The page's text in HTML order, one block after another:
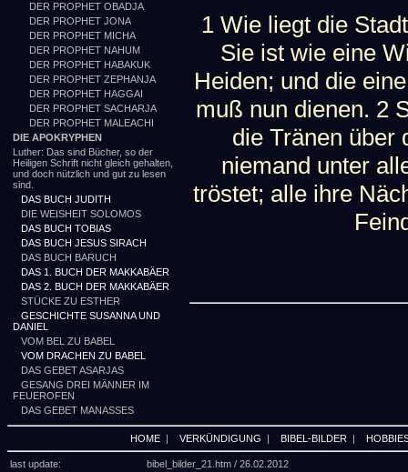
DER PROPHET OBADJA
DER PROPHET JONA
DER PROPHET MICHA
DER PROPHET NAHUM
DER PROPHET HABAKUK
DER PROPHET ZEPHANJA
DER PROPHET HAGGAI
DER PROPHET SACHARJA
DER PROPHET MALEACHI
DIE APOKRYPHEN
Luther: Das sind Bücher, so der
Heiligen Schrift nicht gleich gehalten,
und doch nützlich und gut zu lesen
sind.
DAS BUCH JUDITH
DIE WEISHEIT SOLOMOS
DAS BUCH TOBIAS
DAS BUCH JESUS SIRACH
DAS BUCH BARUCH
DAS 1. BUCH DER MAKKABÄER
DAS 2. BUCH DER MAKKABÄER
STÜCKE ZU ESTHER
GESCHICHTE SUSANNA UND
DANIEL
VOM BEL ZU BABEL
VOM DRACHEN ZU BABEL
DAS GEBET ASARJAS
GESANG DREI MÄNNER IM
FEUEROFEN
DAS GEBET MANASSES
1 Wie liegt die
Sie ist wie eine
Heiden; und die
muß nun dienen. 2
die Tränen über
niemand unter
tröstet; alle ihre
HOME| VERKÜNDIGUNG | BIBEL-BILDER |
last update: bibel_bilder_21.htm / 26.02.2012